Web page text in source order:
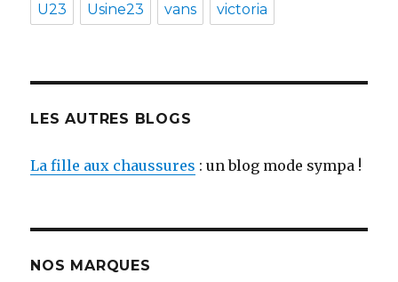
U23 Usine23 vans victoria
LES AUTRES BLOGS
La fille aux chaussures : un blog mode sympa !
NOS MARQUES